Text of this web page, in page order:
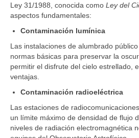
Ley 31/1988, conocida como Ley del
aspectos fundamentales:
Contaminación lumínica
Las instalaciones de alumbrado
normas básicas para preservar la
permitir el disfrute del cielo estrellado,
ventajas.
Contaminación radioeléctrica
Las estaciones de
un límite máximo de densidad de flujo
niveles de radiación electromagnética